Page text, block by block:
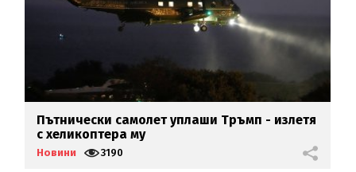
Пътнически самолет уплаши Тръмп - излетя
с хеликоптера му
Новини 3190